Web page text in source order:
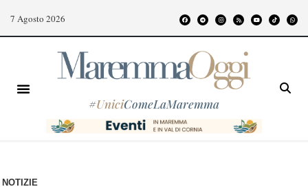
7 Agosto 2026
#UniciComeLaMaremma
NOTIZIE